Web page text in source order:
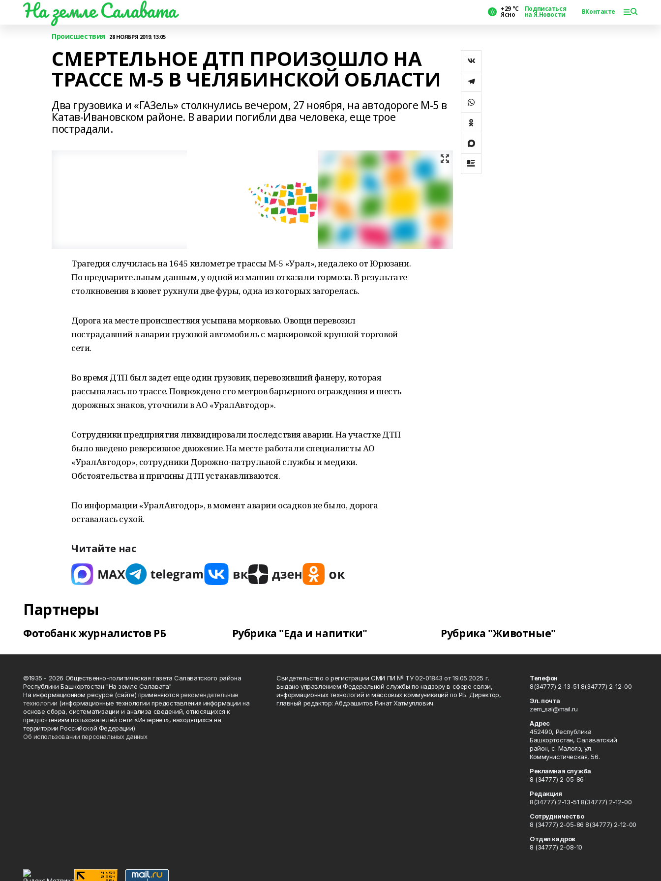
На земле Салавата +29 °С
Ясно
Подписаться
на Я.Новости ВКонтакте
Происшествия 28 НОЯБРЯ 2019, 13:05
СМЕРТЕЛЬНОЕ ДТП ПРОИЗОШЛО НА
ТРАССЕ М-5 В ЧЕЛЯБИНСКОЙ ОБЛАСТИ
Два грузовика и «ГАЗель» столкнулись вечером, 27 ноября, на автодороге М-5 в
Катав-Ивановском районе. В аварии погибли два человека, еще трое
пострадали.
Трагедия случилась на 1645 километре трассы М-5 «Урал», недалеко от Юрюзани.
По предварительным данным, у одной из машин отказали тормоза. В результате
столкновения в кювет рухнули две фуры, одна из которых загорелась.
Дорога на месте происшествия усыпана морковью. Овощи перевозил
пострадавший в аварии грузовой автомобиль с маркировкой крупной торговой
сети.
Во время ДТП был задет еще один грузовик, перевозивший фанеру, которая
рассыпалась по трассе. Повреждено сто метров барьерного ограждения и шесть
дорожных знаков, уточнили в АО «УралАвтодор».
Сотрудники предприятия ликвидировали последствия аварии. На участке ДТП
было введено реверсивное движение. На месте работали специалисты АО
«УралАвтодор», сотрудники Дорожно-патрульной службы и медики.
Обстоятельства и причины ДТП устанавливаются.
По информации «УралАвтодор», в момент аварии осадков не было, дорога
оставалась сухой.
Читайте нас
Партнеры
Фотобанк журналистов РБ Рубрика "Еда и напитки" Рубрика "Животные"
©1935 - 2026 Общественно-политическая газета Салаватского района
Республики Башкортостан "На земле Салавата"
На информационном ресурсе (сайте) применяются рекомендательные
технологии (информационные технологии предоставления информации на
основе сбора, систематизации и анализа сведений, относящихся к
предпочтениям пользователей сети «Интернет», находящихся на
территории Российской Федерации).
Об использовании персональных данных
Свидетельство о регистрации СМИ ПИ № ТУ 02-01843 от 19.05.2025 г.
выдано управлением Федеральной службы по надзору в сфере связи,
информационных технологий и массовых коммуникаций по РБ. Директор,
главный редактор: Абдрашитов Ринат Хатмуллович.
Телефон
8(34777) 2-13-51 8(34777) 2-12-00
Эл. почта
zem_sal@mail.ru
Адрес
452490, Республика
Башкортостан, Салаватский
район, с. Малояз, ул.
Коммунистическая, 56.
Рекламная служба
8 (34777) 2-05-86
Редакция
8(34777) 2-13-51 8(34777) 2-12-00
Сотрудничество
8 (34777) 2-05-86 8(34777) 2-12-00
Отдел кадров
8 (34777) 2-08-10